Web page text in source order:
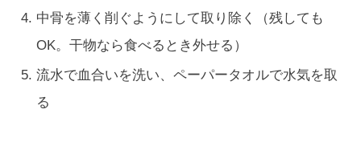
中骨を薄く削ぐようにして取り除く（残しても
OK。干物なら食べるとき外せる）
流水で血合いを洗い、ペーパータオルで水気を取
る